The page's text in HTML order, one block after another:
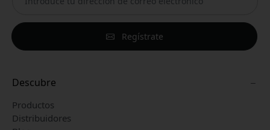
Regístrate
Descubre
Productos
Distribuidores